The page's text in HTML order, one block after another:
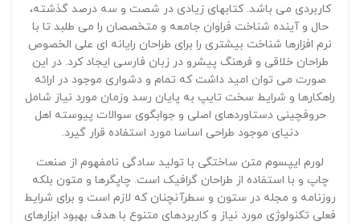
کاربردی می باشد. کتابهای زیادی در شصت و سه درصد گذشته،
حال و آینده شناخت فراوان جامعه و متخصصان را می طلبد تا با
نرم افزارها شناخت بیشتری را برای طراحان رایانه ای علی الخصوص
طراحان خلاقی و فرهنگ پیشرو در زبان فارسی ایجاد کرد. در این
صورت می توان امید داشت که تمام و دشواری موجود در ارائه
راهکارها و شرایط سخت تایپ به پایان رسد وزمان مورد نیاز شامل
حروفچینی دستاوردهای اصلی و جوابگوی سوالات پیوسته اهل
دنیای موجود طراحی اساسا مورد استفاده قرار گیرد.
لورم ایپسوم متن ساختگی با تولید سادگی نامفهوم از صنعت
چاپ و با استفاده از طراحان گرافیک است. چاپگرها و متون بلکه
روزنامه و مجله در ستون و سطرآنچنان که لازم است و برای شرایط
فعلی تکنولوژی مورد نیاز و کاربردهای متنوع با هدف بهبود ابزارهای